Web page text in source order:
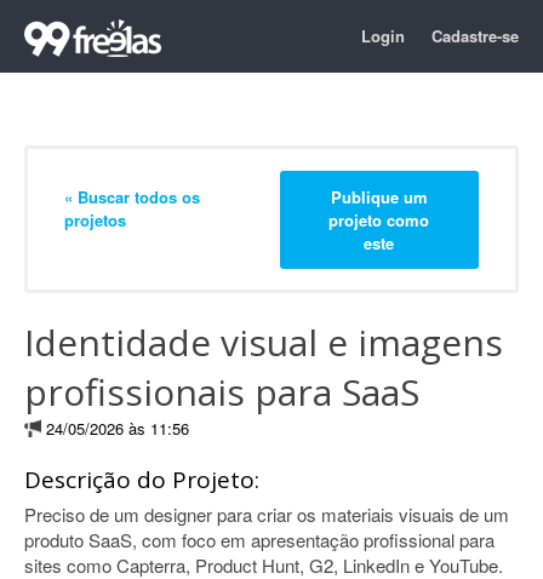
Login Cadastre-se
« Buscar todos os
projetos
Publique um
projeto como
este
Identidade visual e imagens
profissionais para SaaS
24/05/2026 às 11:56
Descrição do Projeto:
Preciso de um designer para criar os materiais visuais de um
produto SaaS, com foco em apresentação profissional para
sites como Capterra, Product Hunt, G2, LinkedIn e YouTube.